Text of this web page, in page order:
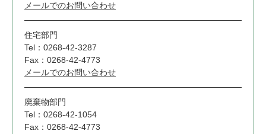
メールでのお問い合わせ
住宅部門
Tel：0268-42-3287
Fax：0268-42-4773
メールでのお問い合わせ
廃棄物部門
Tel：0268-42-1054
Fax：0268-42-4773